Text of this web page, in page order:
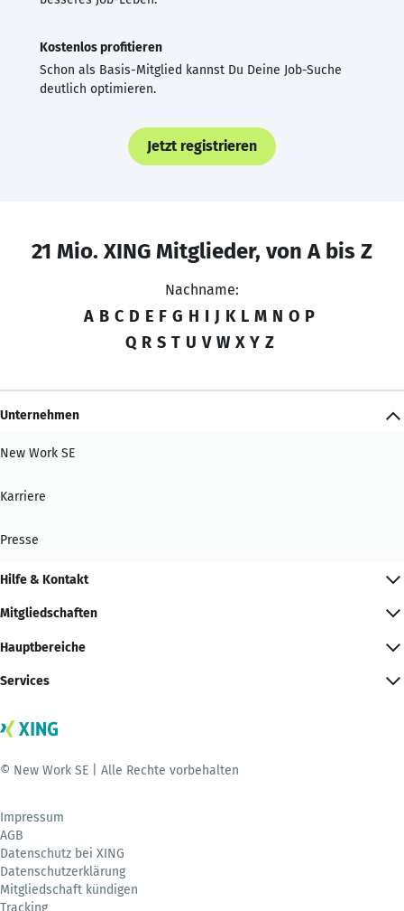
Kostenlos profitieren
Schon als Basis-Mitglied kannst Du Deine Job-Suche
deutlich optimieren.
Jetzt registrieren
21 Mio. XING Mitglieder, von A bis Z
Nachname:
A B C D E F G H I J K L M N O P
Q R S T U V W X Y Z
Unternehmen
New Work SE
Karriere
Presse
Hilfe & Kontakt
Mitgliedschaften
Hauptbereiche
Services
© New Work SE | Alle Rechte vorbehalten
Impressum
AGB
Datenschutz bei XING
Datenschutzerklärung
Mitgliedschaft kündigen
Tracking